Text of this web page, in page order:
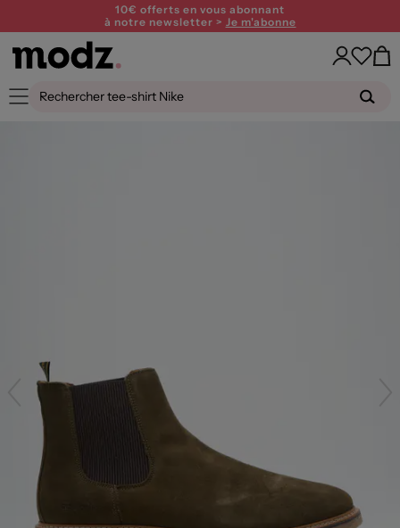
10€ offerts en vous abonnant
à notre newsletter > Je m'abonne